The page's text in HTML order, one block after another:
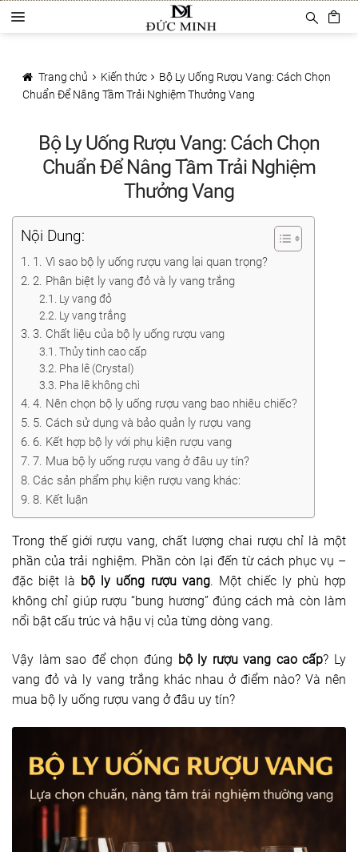
đến
hướng
Chuyển
đến
a
h
m
Sản phẩm
Ly rượu vang
Khui mở vang
Mở tự động
Mở hơi khí nén
Bảo quản rượu vang
Dụng cụ rót rượu vang
Xô ướp đá rượu vang
Khác
Rượu Vang Nhập Khẩu
Giới thiệu
Kiến thức
Liên hệ
Trang chủ Kiến thức
Bộ Ly Uống Rượu Vang: Cách Chọn
Chuẩn Để Nâng Tầm Trải Nghiệm Thưởng Vang
Bộ Ly Uống Rượu Vang: Cách Chọn
Chuẩn Để Nâng Tầm Trải Nghiệm
Thưởng Vang
Nội Dung:
1. Vì sao bộ ly uống rượu vang lại quan trọng?
2. Phân biệt ly vang đỏ và ly vang trắng
Ly vang đỏ
Ly vang trắng
3. Chất liệu của bộ ly uống rượu vang
Thủy tinh cao cấp
Pha lê (Crystal)
Pha lê không chì
4. Nên chọn bộ ly uống rượu vang bao nhiêu chiếc?
5. Cách sử dụng và bảo quản ly rượu vang
6. Kết hợp bộ ly với phụ kiện rượu vang
7. Mua bộ ly uống rượu vang ở đâu uy tín?
Các sản phẩm phụ kiện rượu vang khác:
8. Kết luận
Trong thế giới rượu vang, chất lượng chai rượu chỉ là một
phần của trải nghiệm. Phần còn lại đến từ cách phục vụ –
đặc biệt là bộ ly uống rượu vang. Một chiếc ly phù hợp
không chỉ giúp rượu “bung hương” đúng cách mà còn làm
nổi bật cấu trúc và hậu vị của từng dòng vang.
Vậy làm sao để chọn đúng bộ ly rượu vang cao cấp? Ly
vang đỏ và ly vang trắng khác nhau ở điểm nào? Và nên
mua bộ ly uống rượu vang ở đâu uy tín?